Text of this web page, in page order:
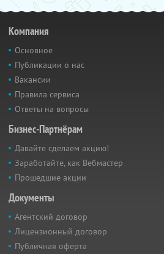
Компания
Основное
Публикации о нас
Вакансии
Правила сервиса
Ответы на вопросы
Бизнес-Партнёрам
Давайте сделаем акцию!
Заработайте, как Вебмастер
Прошедшие акции
Документы
Агентский договор
Лицензионный договор
Публичная оферта